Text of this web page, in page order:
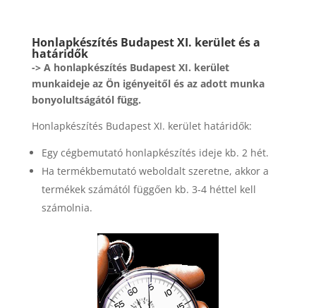
Honlapkészítés Budapest XI. kerület és a
határidők
-> A honlapkészítés Budapest XI. kerület
munkaideje az Ön igényeitől és az adott munka
bonyolultságától függ.
Honlapkészítés Budapest XI. kerület határidők:
Egy cégbemutató honlapkészítés ideje kb. 2 hét.
Ha termékbemutató weboldalt szeretne, akkor a
termékek számától függően kb. 3-4 héttel kell
számolnia.